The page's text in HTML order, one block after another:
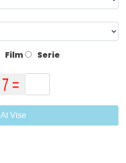
Film Serie
At Vise